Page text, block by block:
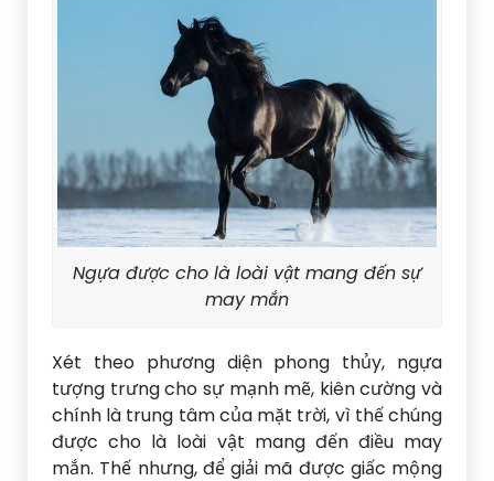
Ngựa được cho là loài vật mang đến sự
may mắn
Xét theo phương diện phong thủy, ngựa
tượng trưng cho sự mạnh mẽ, kiên cường và
chính là trung tâm của mặt trời, vì thế chúng
được cho là loài vật mang đến điều may
mắn. Thế nhưng, để giải mã được giấc mộng